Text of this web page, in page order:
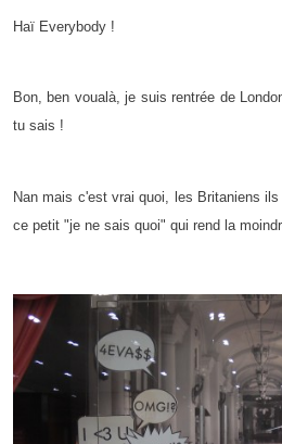
Haï Everybody !
Bon, ben voualà, je suis rentrée de
tu sais !
Nan mais c'est vrai quoi, les Britaniens
ce petit "je ne sais quoi" qui rend la